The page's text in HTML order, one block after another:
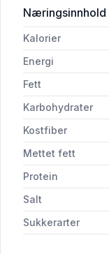
Næringsinnhold
Kalorier
Energi
Fett
Karbohydrater
Kostfiber
Mettet fett
Protein
Salt
Sukkerarter